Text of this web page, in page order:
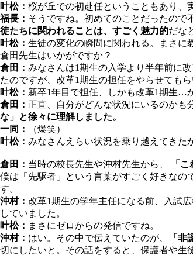
叶松： 桜が丘での初赴任ということもあり、
福長： そうですね。初めてのことだったので
徒たちに関われることは、すごく魅力的だな
叶松： 生徒の変化の瞬間に関われる。まさに
倉田先生はいかがですか？
倉田： みなさんは1期生の入学より半年前に
たのですが、改革1期生の担任をやらせてもら
叶松： 新卒1年目で担任、しかも改革1期生…
倉田： 正直、自分がどんな状況にいるのかも
な」と徐々に理解しました。
一同：
（爆笑）
叶松： みなさんえらい状況を乗り越えてきた
倉田： 当時の校長先生や沖村先生から、 「
僕は「先駆者」という言葉がすごく好きなの
す。
沖村： 改革1期生の学年主任になる前、入試
していました。
叶松： まさにゼロからの発信ですね。
沖村： はい。その中で伝えていたのが、 「
切にしたいと。その話をすると、保護者や生